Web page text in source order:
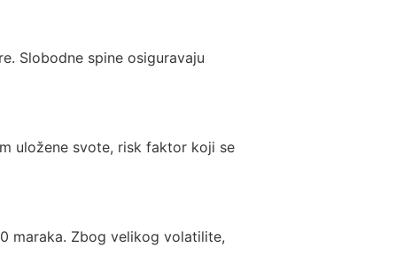
Slobodne spine osiguravaju
uložene svote, risk faktor koji se
maraka. Zbog velikog volatilite,